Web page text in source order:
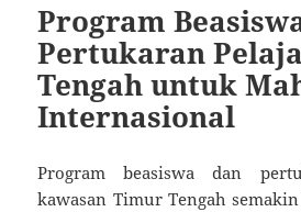
Program
Pertukaran
Tengah untuk
Internasional
Program beasiswa dan
kawasan Timur Tengah